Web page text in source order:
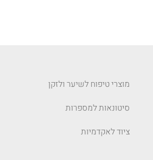
מוצרי טיפוח לשיער ולזקן
סיטונאות למספרות
ציוד לאקדמיות